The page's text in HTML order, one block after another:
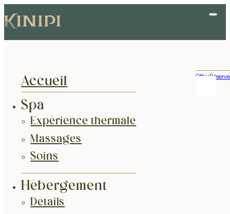
Accueil
Spa
Expérience thermale
Massages
Soins
Hébergement
Détails
Offrir